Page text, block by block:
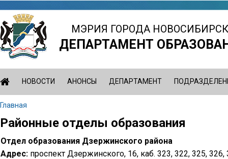
Jump
to
navigation
МЭРИЯ ГОРОДА
ДЕПАРТАМЕНТ
НОВОСТИ АНОНСЫ ДЕПАРТАМЕНТ
Вы
здесь
Главная
Back
top
Районные отделы образования
Отдел образования Дзержинского района
Адрес: проспект Дзержинского, 16, каб. 323, 322, 325, 326,